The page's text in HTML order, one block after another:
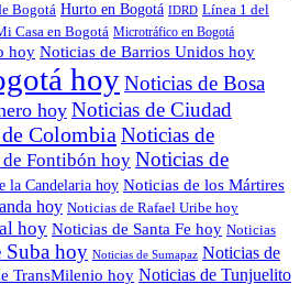
Bogotá Hurto en Bogotá IDRD Línea 1 del
Casa en Bogotá Microtráfico en Bogotá
hoy Noticias de Barrios Unidos hoy
hoyNoticias de Bosa
hoy Noticias de Ciudad
ColombiaNoticias de
Fontibón hoy Noticias de
la Candelaria hoy Noticias de los Mártires
hoy Noticias de Rafael Uribe hoy
hoy Noticias de Santa Fe hoy Noticias
Suba hoy Noticias de Sumapaz Noticias de
TransMilenio hoy Noticias de Tunjuelito